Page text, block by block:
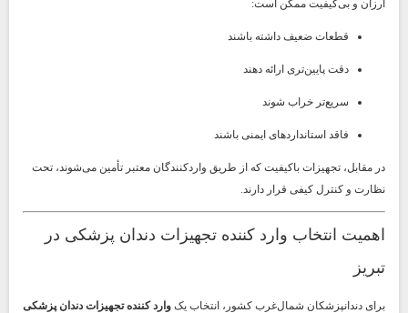
ارزان و بی‌کیفیت ممکن است:
قطعات ضعیف داشته باشند
دقت پایین‌تری ارائه دهند
سریع‌تر خراب شوند
فاقد استانداردهای ایمنی باشند
در مقابل، تجهیزات باکیفیت که از طریق واردکنندگان معتبر تأمین می‌شوند، تحت
نظارت و کنترل کیفی قرار دارند.
اهمیت انتخاب وارد کننده تجهیزات دندان پزشکی در
تبریز
برای دندانپزشکان شمال‌غرب کشور، انتخاب یک وارد کننده تجهیزات دندان پزشکی